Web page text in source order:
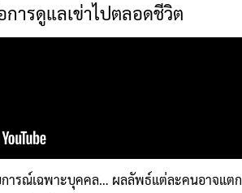
การดูแลเข่าไปตลอดชีวิต
การณ์เฉพาะบุคคล… ผลลัพธ์แต่ละคนอาจแตก